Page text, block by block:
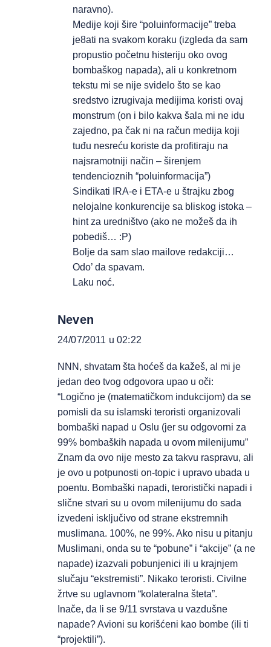
naravno).
Medije koji šire “poluinformacije” treba
je8ati na svakom koraku (izgleda da sam
propustio početnu histeriju oko ovog
bombaškog napada), ali u konkretnom
tekstu mi se nije svidelo što se kao
sredstvo izrugivaja medijima koristi ovaj
monstrum (on i bilo kakva šala mi ne idu
zajedno, pa čak ni na račun medija koji
tuđu nesreću koriste da profitiraju na
najsramotniji način – širenjem
tendencioznih “poluinformacija”)
Sindikati IRA-e i ETA-e u štrajku zbog
nelojalne konkurencije sa bliskog istoka –
hint za uredništvo (ako ne možeš da ih
pobediš… :P)
Bolje da sam slao mailove redakciji…
Odo’ da spavam.
Laku noć.
Neven
24/07/2011 u 02:22
NNN, shvatam šta hoćeš da kažeš, al mi je
jedan deo tvog odgovora upao u oči:
“Logično je (matematičkom indukcijom) da se
pomisli da su islamski teroristi organizovali
bombaški napad u Oslu (jer su odgovorni za
99% bombaških napada u ovom milenijumu”
Znam da ovo nije mesto za takvu raspravu, ali
je ovo u potpunosti on-topic i upravo ubada u
poentu. Bombaški napadi, teroristički napadi i
slične stvari su u ovom milenijumu do sada
izvedeni isključivo od strane ekstremnih
muslimana. 100%, ne 99%. Ako nisu u pitanju
Muslimani, onda su te “pobune” i “akcije” (a ne
napade) izazvali pobunjenici ili u krajnjem
slučaju “ekstremisti”. Nikako teroristi. Civilne
žrtve su uglavnom “kolateralna šteta”.
Inače, da li se 9/11 svrstava u vazdušne
napade? Avioni su korišćeni kao bombe (ili ti
“projektili”).